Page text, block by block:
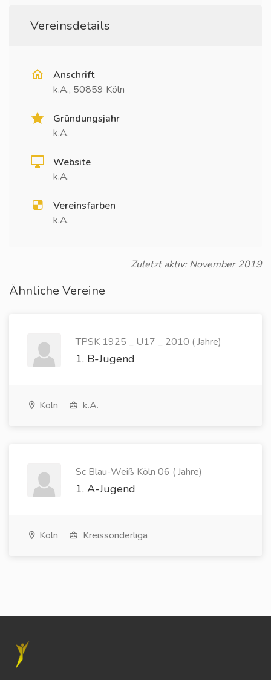
Vereinsdetails
Anschrift
k.A., 50859 Köln
Gründungsjahr
k.A.
Website
k.A.
Vereinsfarben
k.A.
Zuletzt aktiv: November 2019
Ähnliche Vereine
TPSK 1925 _ U17 _ 2010 ( Jahre)
1. B-Jugend
Köln k.A.
Sc Blau-Weiß Köln 06 ( Jahre)
1. A-Jugend
Köln Kreissonderliga